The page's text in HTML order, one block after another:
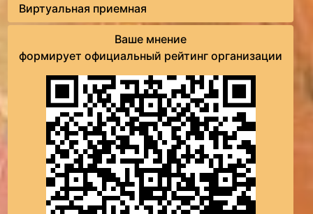
Виртуальная приемная
Ваше мнение
формирует официальный рейтинг организации